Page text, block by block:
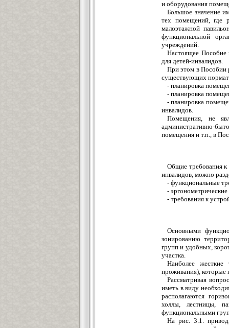
и оборудования
Большое значение
тех помещений, где
малоэтажной
функциональной
учреждений.
Настоящее Пособие
для детей-инвалидов.
При этом в Пособии
существующих
- планировка
- планировка
- планировка
инвалидов.
Помещения, не
административно-
помещения и т.п., в
Общие требования
инвалидов, можно
- функциональные
-
- требования к
Основными
зонированию
групп и удобных,
участка.
Наиболее жесткие
проживания), которые
Рассматривая
иметь в виду
располагаются
холлы, лестницы,
функциональными
На рис. 3.1.